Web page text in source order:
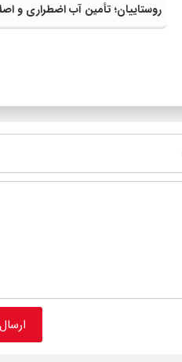
روستاییان؛ تأمین آب اضطراری و
شبکه برای کاهش تنش آبی در